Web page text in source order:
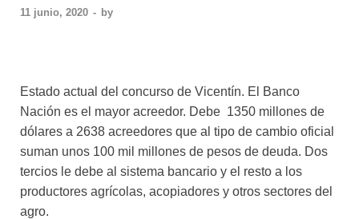
11 junio, 2020 - by
Estado actual del concurso de Vicentín. El Banco
Nación es el mayor acreedor. Debe 1350 millones de
dólares a 2638 acreedores que al tipo de cambio oficial
suman unos 100 mil millones de pesos de deuda. Dos
tercios le debe al sistema bancario y el resto a los
productores agrícolas, acopiadores y otros sectores del
agro.